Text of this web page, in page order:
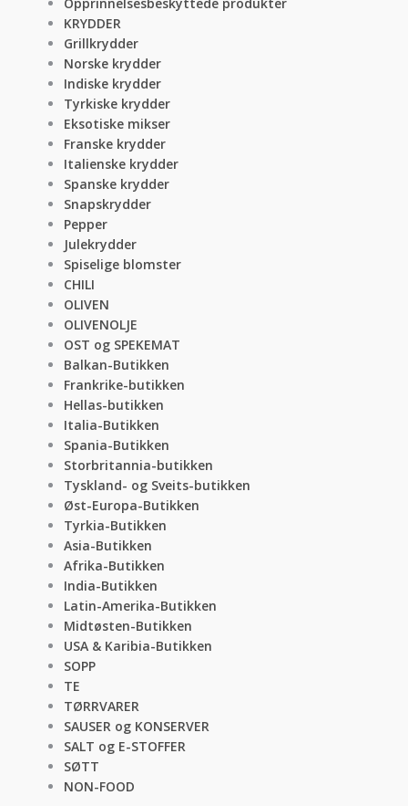
Opprinnelsesbeskyttede produkter
KRYDDER
Grillkrydder
Norske krydder
Indiske krydder
Tyrkiske krydder
Eksotiske mikser
Franske krydder
Italienske krydder
Spanske krydder
Snapskrydder
Pepper
Julekrydder
Spiselige blomster
CHILI
OLIVEN
OLIVENOLJE
OST og SPEKEMAT
Balkan-Butikken
Frankrike-butikken
Hellas-butikken
Italia-Butikken
Spania-Butikken
Storbritannia-butikken
Tyskland- og Sveits-butikken
Øst-Europa-Butikken
Tyrkia-Butikken
Asia-Butikken
Afrika-Butikken
India-Butikken
Latin-Amerika-Butikken
Midtøsten-Butikken
USA & Karibia-Butikken
SOPP
TE
TØRRVARER
SAUSER og KONSERVER
SALT og E-STOFFER
SØTT
NON-FOOD